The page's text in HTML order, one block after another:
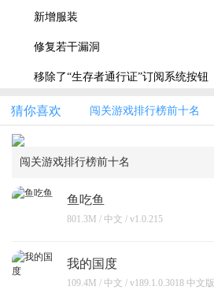
新增服装
修复若干漏洞
移除了“生存者通行证”订阅系统按钮
猜你喜欢 闯关游戏排行榜前十名
闯关游戏排行榜前十名
鱼吃鱼
801.3M / 中文 / v1.0.215
我的国度
109.4M / 中文 / v189.1.0.3018 中文版